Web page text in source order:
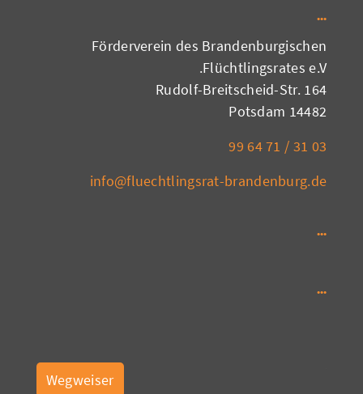
Förderverein des Brandenburgischen
Flüchtlingsrates e.V.
Rudolf-Breitscheid-Str. 164
14482 Potsdam
03 31 / 71 64 99
info@fluechtlingsrat-brandenburg.de
Wegweiser